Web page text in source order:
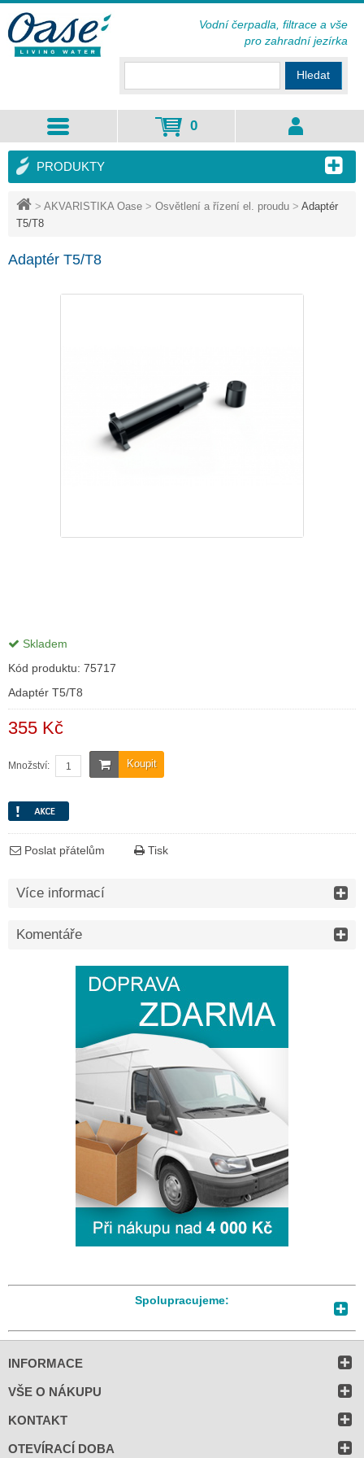
> AKVARISTIKA Oase > Osvětlení a řízení el. proudu > Adaptér
T5/T8
Adaptér T5/T8
Skladem
Kód produktu: 75717
Adaptér T5/T8
355 Kč
Koupit
Množství:
Poslat přátelům Tisk
Více informací
Komentáře
PRODUKTY
Spolupracujeme:
Hledat
0
Vodní čerpadla, filtrace a vše
pro zahradní jezírka
INFORMACE
VŠE O NÁKUPU
KONTAKT
OTEVÍRACÍ DOBA